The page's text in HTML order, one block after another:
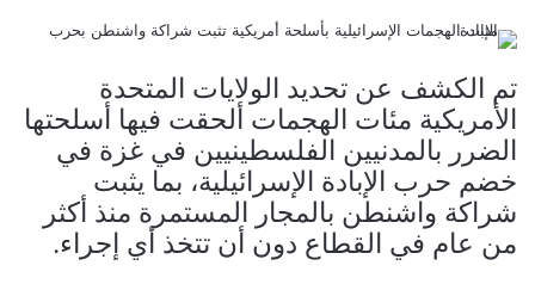
تم الكشف عن تحديد الولايات المتحدة
الأمريكية مئات الهجمات ألحقت فيها أسلحتها
الضرر بالمدنيين الفلسطينيين في غزة في
خضم حرب الإبادة الإسرائيلية، بما يثبت
شراكة واشنطن بالمجار المستمرة منذ أكثر
من عام في القطاع دون أن تتخذ أي إجراء.